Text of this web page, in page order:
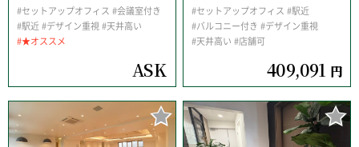
#セットアップオフィス #会議室付き
#駅近 #デザイン重視#天井高い
#★オススメ
ASK
#セットアップオフィス #駅近
#バルコニー付き #デザイン重視
#天井高い #店舗可
409,091 円